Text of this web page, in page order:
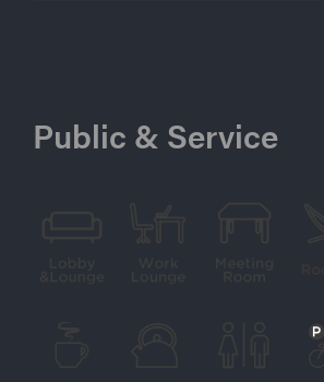
Public & Service